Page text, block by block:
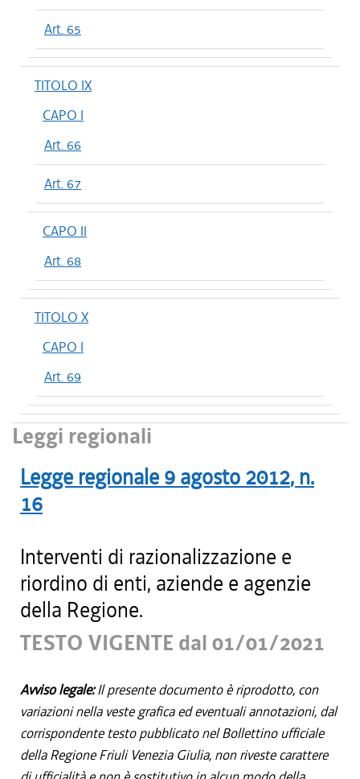
Art. 65
TITOLO IX
CAPO I
Art. 66
Art. 67
CAPO II
Art. 68
TITOLO X
CAPO I
Art. 69
Leggi regionali
Legge regionale 9 agosto 2012, n.
16
Interventi di razionalizzazione e
riordino di enti, aziende e agenzie
della Regione.
TESTO VIGENTE dal 01/01/2021
Avviso legale:Il presente documento è riprodotto, con
variazioni nella veste grafica ed eventuali annotazioni, dal
corrispondente testo pubblicato nel Bollettino ufficiale
della Regione Friuli Venezia Giulia, non riveste carattere